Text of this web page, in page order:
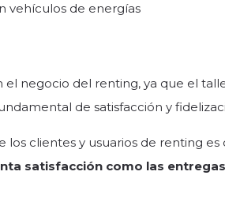
vehículos de energías
negocio del renting, ya que el
de satisfacción y
los clientes y usuarios de renting es
satisfacción como las